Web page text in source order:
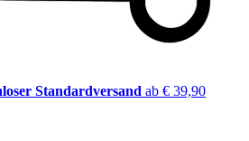
Standardversand ab € 39,90